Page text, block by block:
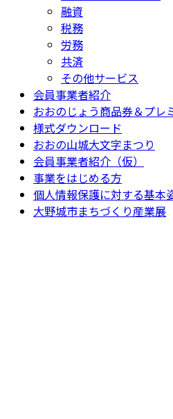
融資
税務
労務
共済
その他サービス
会員事業者紹介
おおのじょう商品券＆プレ
様式ダウンロード
おおの山城大文字まつり
会員事業者紹介（仮）
事業をはじめる方
個人情報保護に対する基本
大野城市まちづくり産業展